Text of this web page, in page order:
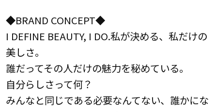
◆BRAND CONCEPT◆
I DEFINE BEAUTY, I DO.私が決める、私だけの
美しさ。
誰だってその人だけの魅力を秘めている。
自分らしさって何？
みんなと同じである必要なんてない、誰かにな